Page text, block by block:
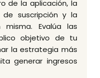
de la aplicación, la
de suscripción y la
Evalúa las
objetivo de tu
la estrategia más
generar ingresos